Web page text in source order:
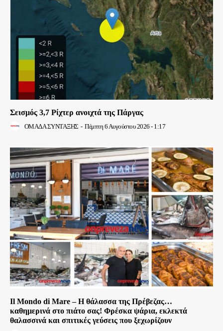
Σεισμός 3,7 Ρίχτερ ανοιχτά της Πάργας
ΟΜΑΔΑ ΣΥΝΤΑΞΗΣ - Πέμπτη 6 Αυγούστου 2026 - 1:17
Il Mondo di Mare – Η θάλασσα της Πρέβεζας…
καθημερινά στο πιάτο σας! Φρέσκα ψάρια, εκλεκτά
θαλασσινά και σπιτικές γεύσεις που ξεχωρίζουν